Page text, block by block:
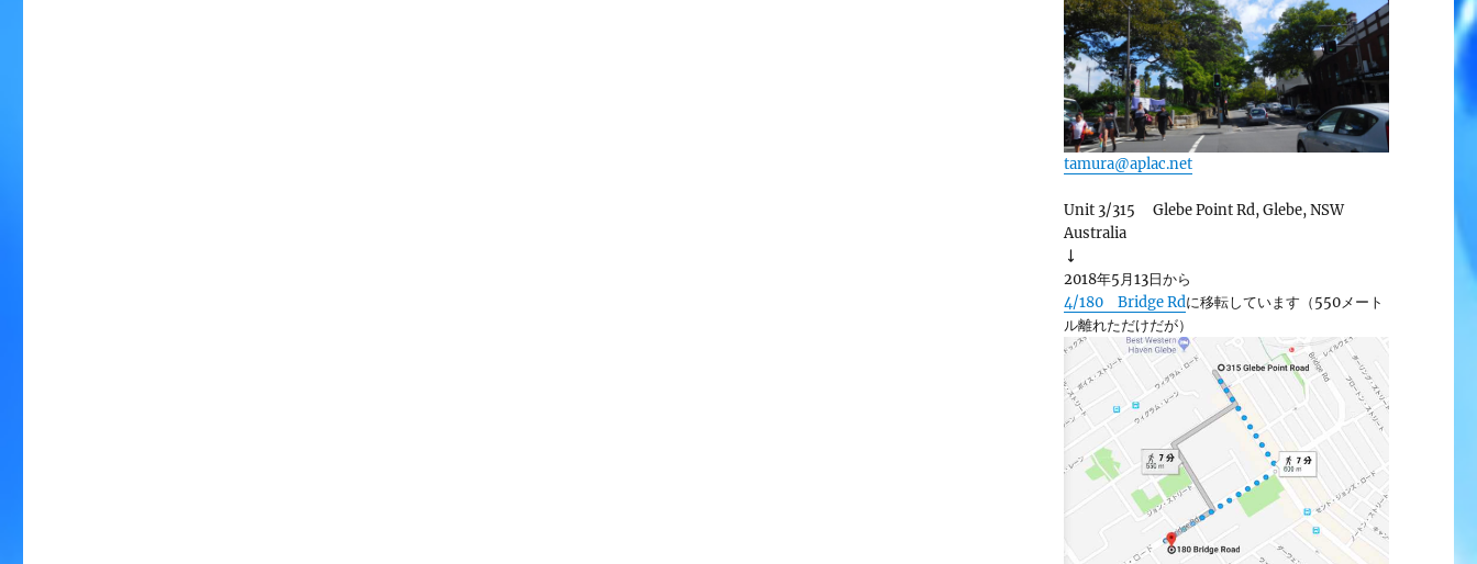
tamura@aplac.net
Unit 3/315 Glebe Point Rd, Glebe, NSW
Australia
↓
2018年5月13日から
4/180 Bridge Rdに移転しています（550メート
ル離れただけだが）